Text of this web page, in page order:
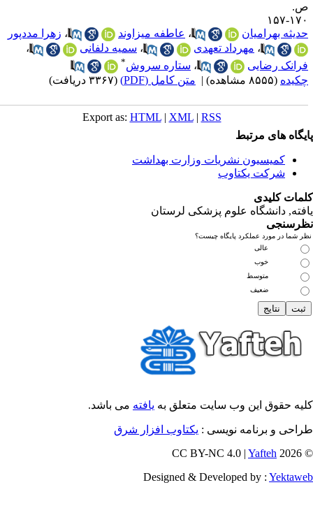
۱۵۷
بهرامیان
،عاطفه میزاوند ،زهرا مددپور
،مهرداد تعهدی ،سمیه دلفانی
،
رضایی
،ستاره سروش*
(۸۵۵۵ مشاهده) | متن کامل (PDF) (۳۳۶۷ دریافت)
Export as:HTML|XML|RSS
های مرتبط
کمیسیون نشریات وزارت بهداشت
شرکت یکتاوب
کلیدی
, دانشگاه علوم پزشکی لرستان
شما در مورد عملکرد پایگاه چیست؟
عالی
خوب
متوسط
ضعیف
حقوق این وب سایت متعلق بهیافتهمی باشد.
و برنامه نویسی : یکتاوب افزار شرق
©
Yafteh
Designed & Developed by :